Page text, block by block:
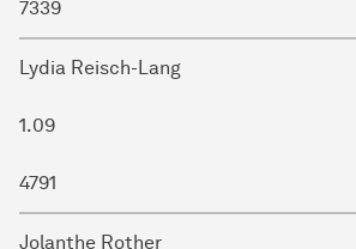
7339
Lydia Reisch-Lang
1.09
4791
Jolanthe Rother